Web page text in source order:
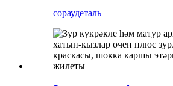
сораудеталь